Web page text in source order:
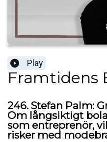
Play
Framtidens
246. Stefan Palm:
Om långsiktigt
som entreprenör,
risker med